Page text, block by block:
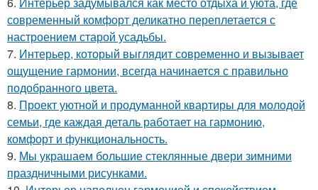
современный комфорт деликатно переплетается с
настроением старой усадьбы.
7. Интерьер, который выглядит современно и вызывает
ощущение гармонии, всегда начинается с правильно
подобранного цвета.
8. Проект уютной и продуманной квартиры для молодой
семьи, где каждая деталь работает на гармонию,
комфорт и функциональность.
9. Мы украшаем большие стеклянные двери зимними
праздничными рисунками.